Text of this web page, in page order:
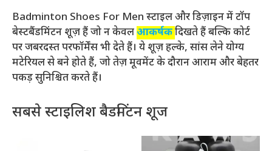
Badminton Shoes For Men स्टाइल और डिज़ाइन में टॉप
बेस्टबैंडमिंटन शूज़ हैं जो न केवलआकर्षकदिखते हैं बल्कि कोर्ट
पर जबरदस्त परफॉर्मेंस भी देते हैं। ये शूज़ हल्के, सांस लेने योग्य
मटेरियल से बने होते हैं, जो तेज़ मूवमेंट के दौरान आराम और बेहतर
पकड़ सुनिश्चित करते हैं।
सबसे स्टाइलिश बैडमिंटन शूज